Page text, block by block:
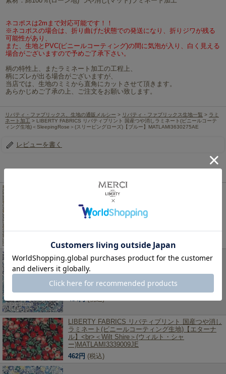
ネコポスは2mまで対応可能です！！
※ネコポスの場合は、折り曲げた状態での発送になり、折りジワが残る
可能性があり、
また、生地とPVC(ビニールコーティング)の間に気泡が入り、白く見える
場合がございますので予めご了承下さい。
柄の特性上、またラミネート加工の工程上、
柄にズレが出る場合がございますが、
当店では、生地のミミから直角にカットさせて頂きます。
あらかじめご了承の上、ご注文をお願い致します。
リバティ・ファブリックス、生地の通販メルシー > リバティ・ファブリックス生地一覧 > ラミ
ネート加工 > LIBERTY FABRICS リバティプリント 国産つや消しラミネート(ビニールコーテ
ィング生地)＜SleepingRose＞(スリーピングローズ)【ブルー】MATLAMI3630275AE
レビューを書く
LIBERTY FABRICS リバティプリント 国産つや消し
ラミネート(ビニールコーティング生地)<BR>＜
SleepingRose＞(スリーピングローズ)【ベージュ】
MATLAMI3630275DE
484円 (税込)
LIBERTY FABRICS リバティプリント 国産つや消し
ラミネート(ビニールコーティング生地)【エターナ
ル】<br>＜Joanna Louise＞(ジョアンナルイーズ)
【ブルー】MATLAMI3631114ZE
LIBERTY FABRICS リバティプリント 国産つや消し
ラミネート(ビニールコーティング生地)【エターナ
ル】<br>＜Wilt Shire＞(ウィルト・シャ
ー)MATLAMI3339009JE
462円 (税込)